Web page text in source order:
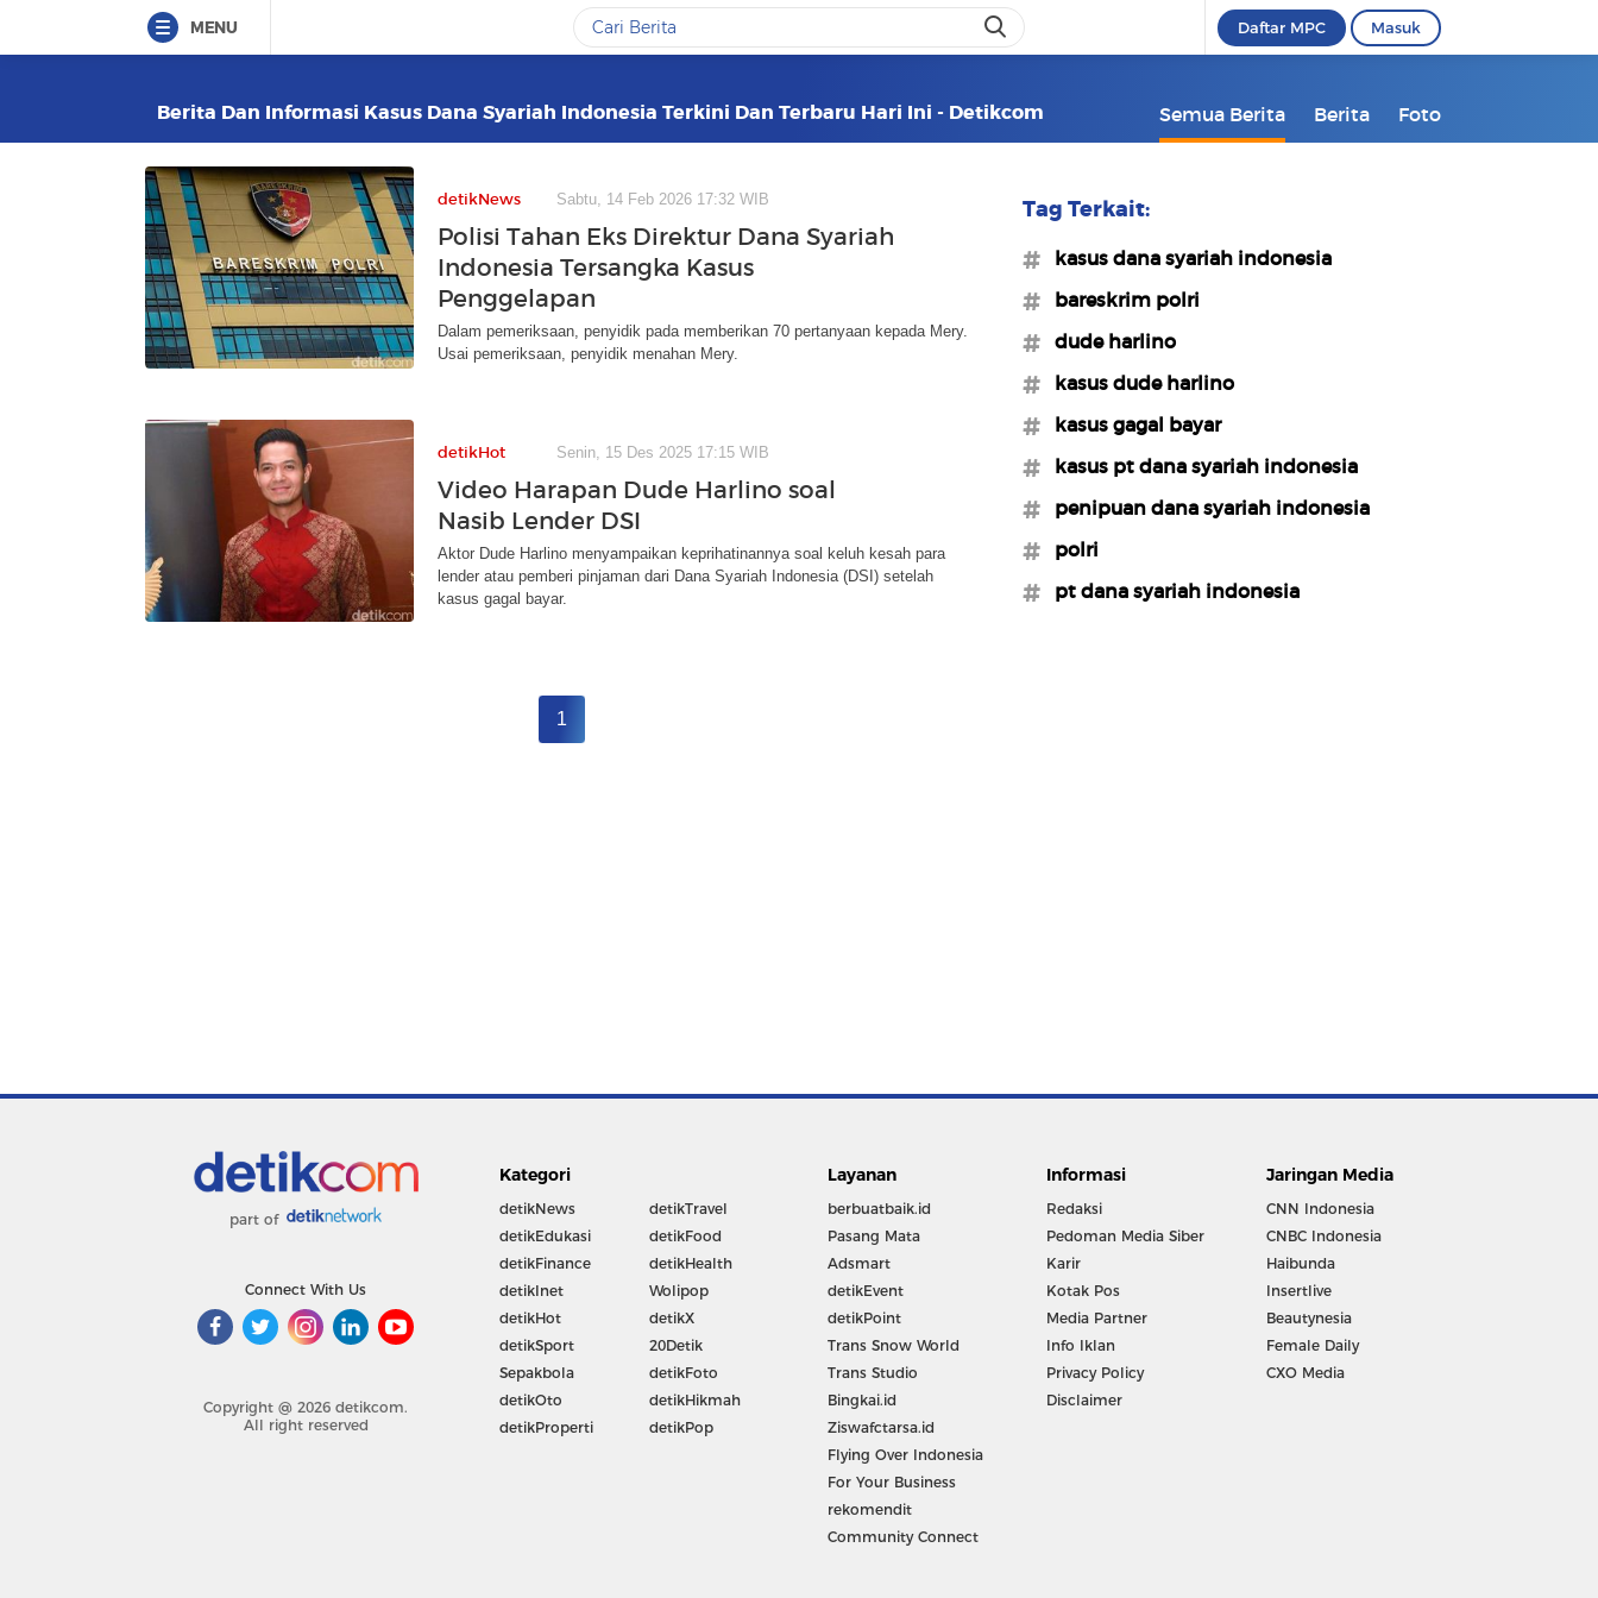
MENU Daftar MPC Masuk
Berita Dan Informasi Kasus Dana Syariah Indonesia Terkini Dan Terbaru Hari Ini - Detikcom Semua Berita Berita Foto
detikNews Sabtu, 14 Feb 2026 17:32 WIB
Polisi Tahan Eks Direktur Dana Syariah
Indonesia Tersangka Kasus
Penggelapan
Dalam pemeriksaan, penyidik pada memberikan 70 pertanyaan kepada Mery.
Usai pemeriksaan, penyidik menahan Mery.
detikHot Senin, 15 Des 2025 17:15 WIB
Video Harapan Dude Harlino soal
Nasib Lender DSI
Aktor Dude Harlino menyampaikan keprihatinannya soal keluh kesah para
lender atau pemberi pinjaman dari Dana Syariah Indonesia (DSI) setelah
kasus gagal bayar.
1
Tag Terkait:
#kasus dana syariah indonesia
#bareskrim polri
#dude harlino
#kasus dude harlino
#kasus gagal bayar
#kasus pt dana syariah indonesia
#penipuan dana syariah indonesia
#polri
#pt dana syariah indonesia
part of
Connect With Us
Copyright @ 2026 detikcom.
All right reserved
Kategori
detikNews
detikEdukasi
detikFinance
detikInet
detikHot
detikSport
Sepakbola
detikOto
detikProperti
detikTravel
detikFood
detikHealth
Wolipop
detikX
20Detik
detikFoto
detikHikmah
detikPop
Layanan
berbuatbaik.id
Pasang Mata
Adsmart
detikEvent
detikPoint
Trans Snow World
Trans Studio
Bingkai.id
Ziswafctarsa.id
Flying Over Indonesia
For Your Business
rekomendit
Community Connect
Informasi
Redaksi
Pedoman Media Siber
Karir
Kotak Pos
Media Partner
Info Iklan
Privacy Policy
Disclaimer
Jaringan Media
CNN Indonesia
CNBC Indonesia
Haibunda
Insertlive
Beautynesia
Female Daily
CXO Media